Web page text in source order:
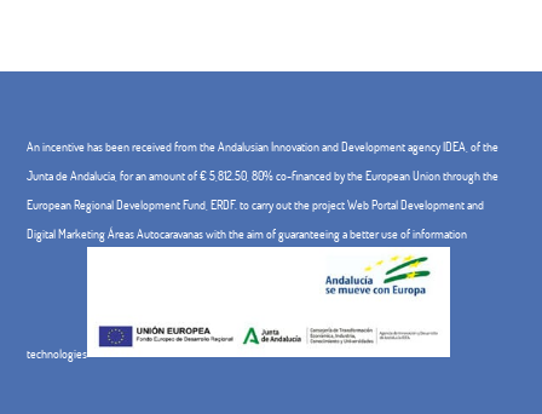
An incentive has been received from the Andalusian Innovation and Development agency IDEA, of the
Junta de Andalucía, for an amount of € 5,812.50, 80% co-financed by the European Union through the
European Regional Development Fund, ERDF. to carry out the project Web Portal Development and
Digital Marketing Áreas Autocaravanas with the aim of guaranteeing a better use of information
technologies